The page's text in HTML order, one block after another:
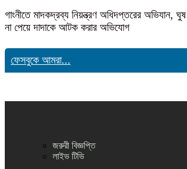
গাংনীতে মাদকদ্রব্য নিয়ন্ত্রণ অধিদপ্তরের অভিযান, ঘুষ
না পেয়ে দাদাকে আটক করার অভিযোগ
ফেসবুকে আমরা...
জরুরী বিজ্ঞপ্তি
লাইভ টিভি